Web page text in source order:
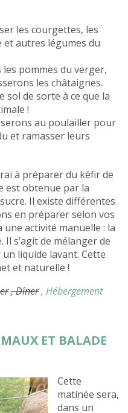
les courgettes, les
autres légumes du
pommes du verger,
les châtaignes.
sol de sorte à ce que la
!
au poulailler pour
et ramasser leurs
à préparer du kéfir de
est obtenue par la
Il existe différentes
en préparer selon vos
activité manuelle : la
s’agit de mélanger de
liquide lavant. Cette
et naturelle !
, Dîner, Hébergement
ET BALADE
Cette
matinée sera,
dans un